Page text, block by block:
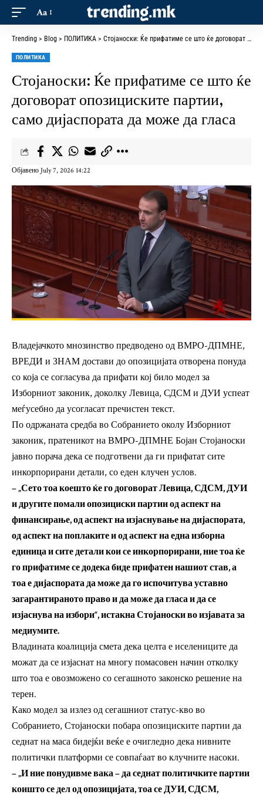
Aa
Trending > Blog > ПОЛИТИКА > Стојаноски: Ќе прифатиме се што ќе договорат опозициските партии, само дијаспората да може да гласа
ПОЛИТИКА
Стојаноски: Ќе прифатиме се што ќе
договорат опозициските партии,
само дијаспората да може да гласа
Објавено July 7, 2026 14:22
Владејачкото мнозинство предводено од ВМРО-ДПМНЕ,
ВРЕДИ и ЗНАМ достави до опозицијата отворена понуда
со која се согласува да прифати кој било модел за
Изборниот законик, доколку Левица, СДСМ и ДУИ успеат
меѓусебно да усогласат пречистен текст.
По одржаната средба во Собранието околу Изборниот
законик, пратеникот на ВМРО-ДПМНЕ Бојан Стојаноски
јавно порача дека се подготвени да ги прифатат сите
инкорпорирани детали, со еден клучен услов.
– „Сето тоа коешто ќе го договорат Левица, СДСМ, ДУИ
и другите помали опозициски партии од аспект на
финансирање, од аспект на изјаснување на дијаспората,
од аспект на поплаките и од аспект на една изборна
единица и сите детали кои се инкорпорирани, ние тоа ќе
го прифатиме се додека биде прифатен нашиот став, а
тоа е дијаспората да може да го испочитува уставно
загарантираното право и да може да гласа и да се
изјаснува на избори“, истакна Стојаноски во изјавата за
медиумите.
Владината коалиција смета дека целта е иселениците да
можат да се изјаснат на многу помасовен начин отколку
што тоа е овозможено со сегашното законско решение на
терен.
Како модел за излез од сегашниот статус-кво во
Собранието, Стојаноски побара опозициските партии да
седнат на маса бидејќи веќе е очигледно дека нивните
политички платформи се совпаѓаат во клучните насоки.
– „И ние понудивме вака – да седнат политичките партии
коишто се дел од опозицијата, тоа се ДУИ, СДСМ,